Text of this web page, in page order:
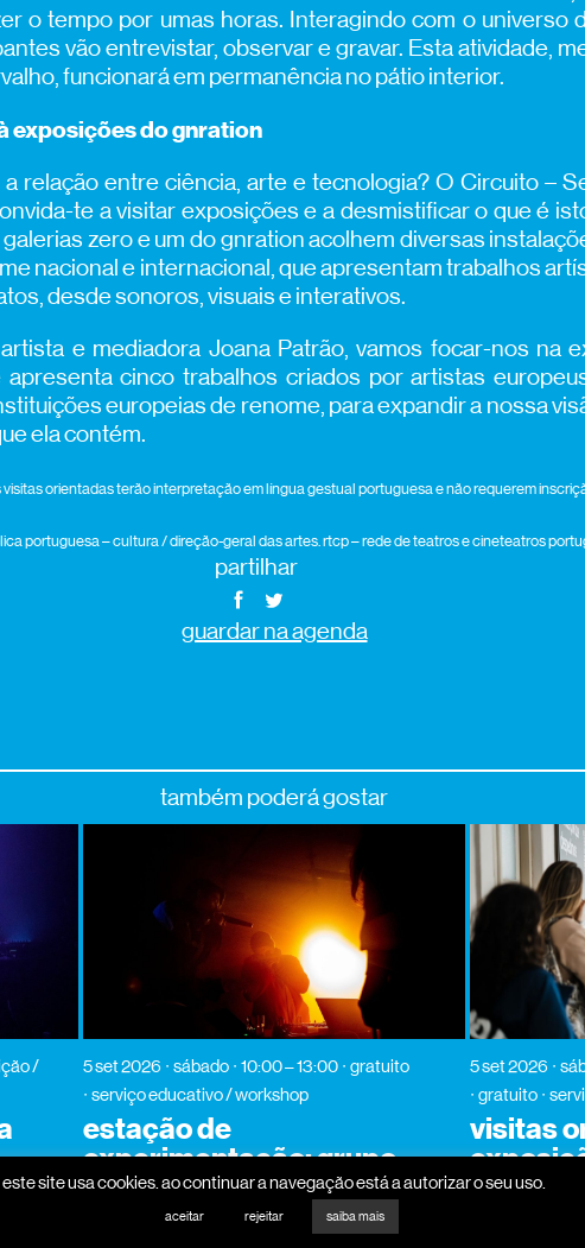
o tempo por umas horas. Interagindo com o universo
vão entrevistar, observar e gravar. Esta atividade,
funcionará em permanência no pátio interior.
exposições do gnration
relação entre ciência, arte e tecnologia? O Circuito –
te a visitar exposições e a desmistificar o que é
zero e um do gnration acolhem diversas
nacional e internacional, que apresentam trabalhos
desde sonoros, visuais e interativos.
e mediadora Joana Patrão, vamos focar-nos na
apresenta cinco trabalhos criados por artistas
europeias de renome, para expandir a nossa
ela contém.
visitas orientadas terão interpretação em língua gestual portuguesa e não requerem
portuguesa – cultura / direção-geral das artes. rtcp – rede de teatros e cineteatros
partilhar
guardar na agenda
também poderá gostar
/
5 set 2026 sábado 10:00 – 13:00
gratuito
serviço educativo / workshop
estação de
experimentação: grupo
coral do auto-tune
5 set 2026
gratuito
visitas
este site usa cookies. ao continuar a navegação está a autorizar o seu uso.
aceitar rejeitar saiba mais